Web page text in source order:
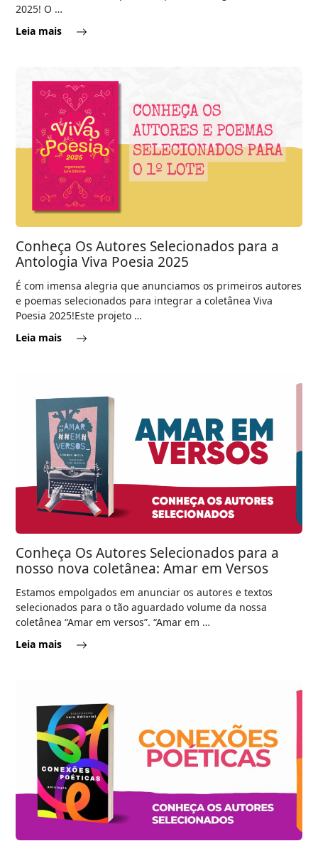
2025! O …
Leia mais
Conheça Os Autores Selecionados para a
Antologia Viva Poesia 2025
É com imensa alegria que anunciamos os primeiros autores
e poemas selecionados para integrar a coletânea Viva
Poesia 2025!Este projeto …
Leia mais
Conheça Os Autores Selecionados para a
nosso nova coletânea: Amar em Versos
Estamos empolgados em anunciar os autores e textos
selecionados para o tão aguardado volume da nossa
coletânea “Amar em versos”. “Amar em …
Leia mais